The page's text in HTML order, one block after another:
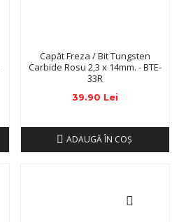
Capăt Freza / Bit Tungsten
Carbide Rosu 2,3 x 14mm. - BTE-
33R
39.90 Lei
ADAUGĂ ÎN COŞ